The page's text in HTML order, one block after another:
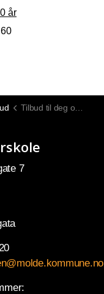
år
Tilbud til deg over 60
7